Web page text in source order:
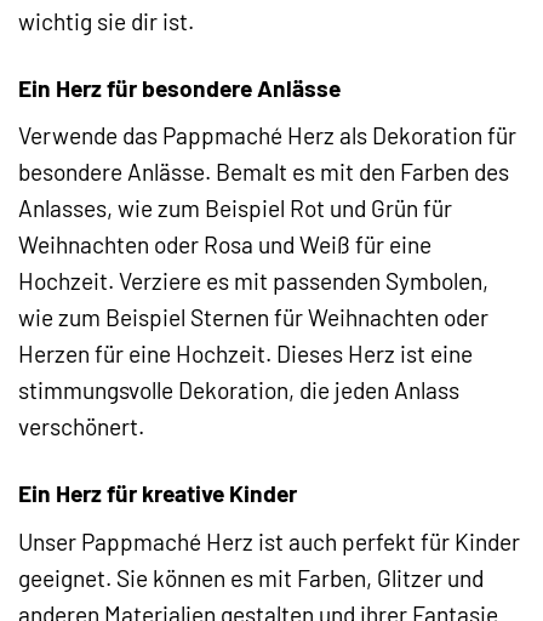
wichtig sie dir ist.
Ein Herz für besondere Anlässe
Verwende das Pappmaché Herz als Dekoration für
besondere Anlässe. Bemalt es mit den Farben des
Anlasses, wie zum Beispiel Rot und Grün für
Weihnachten oder Rosa und Weiß für eine
Hochzeit. Verziere es mit passenden Symbolen,
wie zum Beispiel Sternen für Weihnachten oder
Herzen für eine Hochzeit. Dieses Herz ist eine
stimmungsvolle Dekoration, die jeden Anlass
verschönert.
Ein Herz für kreative Kinder
Unser Pappmaché Herz ist auch perfekt für Kinder
geeignet. Sie können es mit Farben, Glitzer und
anderen Materialien gestalten und ihrer Fantasie